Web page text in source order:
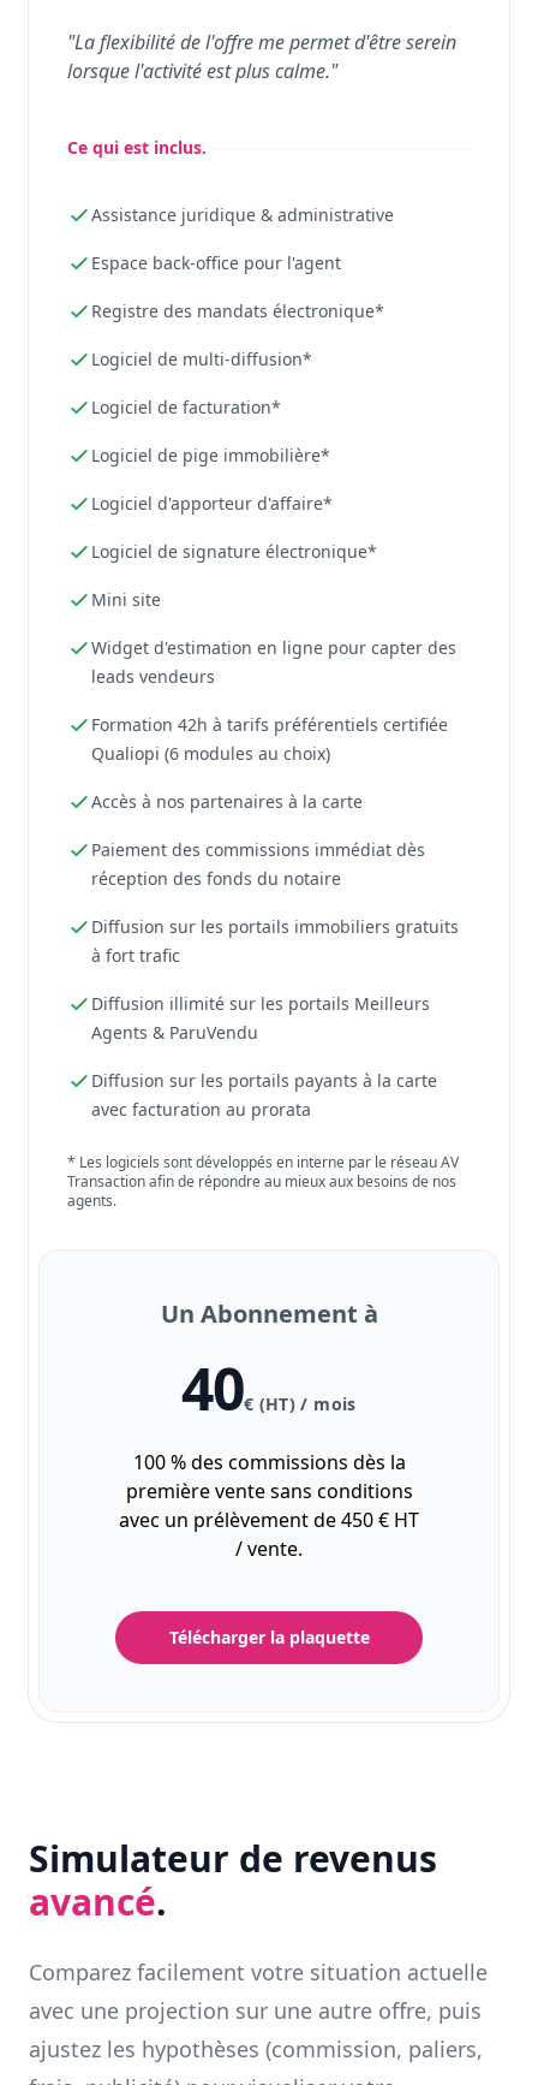
"La flexibilité de l'offre me permet d'être serein
lorsque l'activité est plus calme."
Ce qui est inclus.
Assistance juridique & administrative
Espace back-office pour l'agent
Registre des mandats électronique*
Logiciel de multi-diffusion*
Logiciel de facturation*
Logiciel de pige immobilière*
Logiciel d'apporteur d'affaire*
Logiciel de signature électronique*
Mini site
Widget d'estimation en ligne pour capter des
leads vendeurs
Formation 42h à tarifs préférentiels certifiée
Qualiopi (6 modules au choix)
Accès à nos partenaires à la carte
Paiement des commissions immédiat dès
réception des fonds du notaire
Diffusion sur les portails immobiliers gratuits
à fort trafic
Diffusion illimité sur les portails Meilleurs
Agents & ParuVendu
Diffusion sur les portails payants à la carte
avec facturation au prorata
* Les logiciels sont développés en interne par le réseau AV
Transaction afin de répondre au mieux aux besoins de nos
agents.
Un Abonnement à
40€ (HT) / mois
100 % des commissions dès la
première vente sans conditions
avec un prélèvement de 450 € HT
/ vente.
Télécharger la plaquette
Simulateur de revenus
avancé.
Comparez facilement votre situation actuelle
avec une projection sur une autre offre, puis
ajustez les hypothèses (commission, paliers,